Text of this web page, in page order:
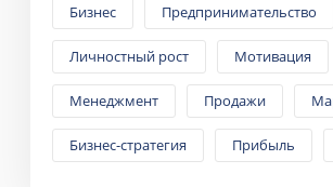
Бизнес Предпринимательство
Личностный рост Мотивация
Менеджмент Продажи
Бизнес-стратегия Прибыль